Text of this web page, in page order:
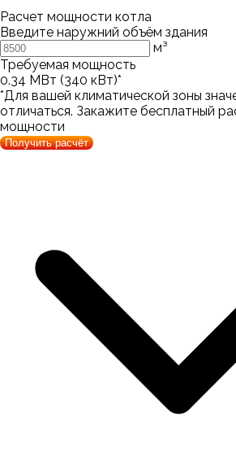
Расчет мощности котла
Введите наружний объём здания
м³
Требуемая мощность
0.34 МВт (340 кВт)*
*Для вашей климатической зоны
отличаться. Закажите бесплатный
мощности
Получить расчёт